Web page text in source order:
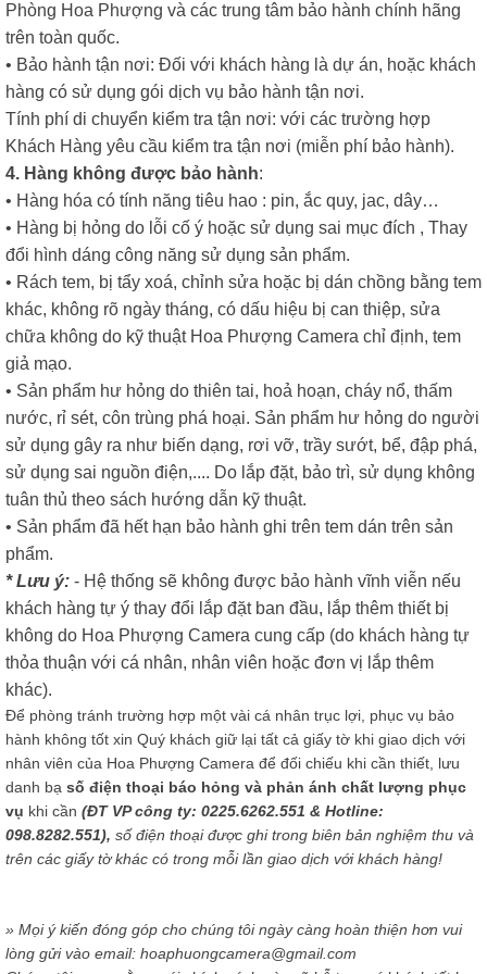
Phòng Hoa Phượng và các trung tâm bảo hành chính hãng
trên toàn quốc.
• Bảo hành tận nơi: Đối với khách hàng là dự án, hoặc khách
hàng có sử dụng gói dịch vụ bảo hành tận nơi.
Tính phí di chuyển kiểm tra tận nơi: với các trường hợp
Khách Hàng yêu cầu kiểm tra tận nơi (miễn phí bảo hành).
4. Hàng không được bảo hành:
• Hàng hóa có tính năng tiêu hao : pin, ắc quy, jac, dây…
• Hàng bị hỏng do lỗi cố ý hoặc sử dụng sai mục đích , Thay
đổi hình dáng công năng sử dụng sản phẩm.
• Rách tem, bị tẩy xoá, chỉnh sửa hoặc bị dán chồng bằng tem
khác, không rõ ngày tháng, có dấu hiệu bị can thiệp, sửa
chữa không do kỹ thuật Hoa Phượng Camera chỉ định, tem
giả mạo.
• Sản phẩm hư hỏng do thiên tai, hoả hoạn, cháy nổ, thấm
nước, rỉ sét, côn trùng phá hoại. Sản phẩm hư hỏng do người
sử dụng gây ra như biến dạng, rơi vỡ, trầy sướt, bể, đập phá,
sử dụng sai nguồn điện,.... Do lắp đặt, bảo trì, sử dụng không
tuân thủ theo sách hướng dẫn kỹ thuật.
• Sản phẩm đã hết hạn bảo hành ghi trên tem dán trên sản
phẩm.
* Lưu ý: - Hệ thống sẽ không được bảo hành vĩnh viễn nếu
khách hàng tự ý thay đổi lắp đặt ban đầu, lắp thêm thiết bị
không do Hoa Phượng Camera cung cấp (do khách hàng tự
thỏa thuận với cá nhân, nhân viên hoặc đơn vị lắp thêm
khác).
Để phòng tránh trường hợp một vài cá nhân trục lợi, phục vụ bảo
hành không tốt xin Quý khách giữ lại tất cả giấy tờ khi giao dịch với
nhân viên của Hoa Phượng Camera để đối chiếu khi cần thiết, lưu
danh bạ số điện thoại báo hỏng và phản ánh chất lượng phục
vụ khi cần (ĐT VP công ty: 0225.6262.551 & Hotline:
098.8282.551), số điện thoại được ghi trong biên bản nghiệm thu và
trên các giấy tờ khác có trong mỗi lần giao dịch với khách hàng!
» Mọi ý kiến đóng góp cho chúng tôi ngày càng hoàn thiện hơn vui
lòng gửi vào email: hoaphuongcamera@gmail.com